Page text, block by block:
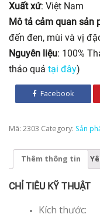
Xuất xứ: Việt Nam
Mô tả cảm quan sản
đến đen, mùi và vị
Nguyên liệu: 100%
thảo quả tại đây)
Facebook
Mã: 2303 Category: Sản
Thêm thông tin
CHỈ TIÊU KỸ THUẬT
Kích thước: